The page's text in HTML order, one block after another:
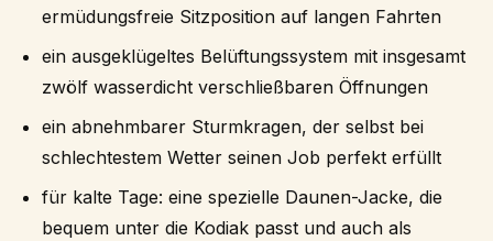
ermüdungsfreie Sitzposition auf langen Fahrten
ein ausgeklügeltes Belüftungssystem mit insgesamt
zwölf wasserdicht verschließbaren Öffnungen
ein abnehmbarer Sturmkragen, der selbst bei
schlechtestem Wetter seinen Job perfekt erfüllt
für kalte Tage: eine spezielle Daunen-Jacke, die
bequem unter die Kodiak passt und auch als